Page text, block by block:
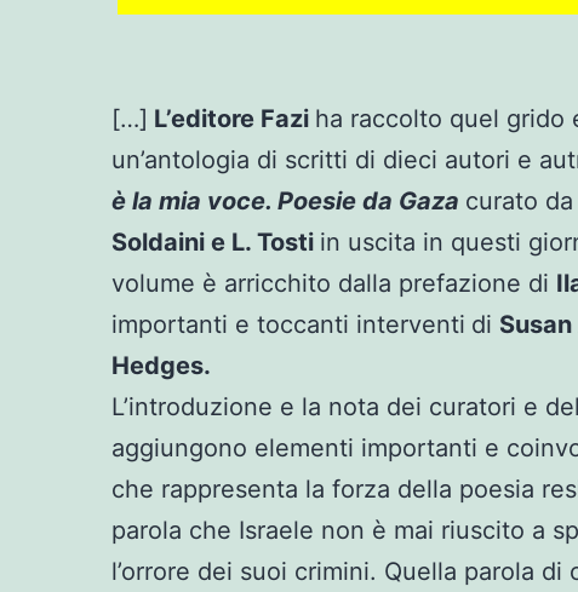
[…] L’editore Fazi ha raccolto quel grido
un’antologia di scritti di dieci autori e
è la mia voce. Poesie da Gaza curato da
Soldaini e L. Tosti in uscita in questi
volume è arricchito dalla prefazione di
importanti e toccanti interventi di
Hedges.
L’introduzione e la nota dei curatori e
aggiungono elementi importanti e
che rappresenta la forza della poesia
parola che Israele non è mai riuscito a
l’orrore dei suoi crimini. Quella parola di